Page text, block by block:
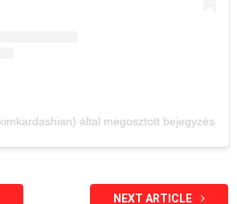
által megosztott bejegyzés
NEXT ARTICLE